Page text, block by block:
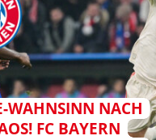
WAHNSINN NACH
FC BAYERN